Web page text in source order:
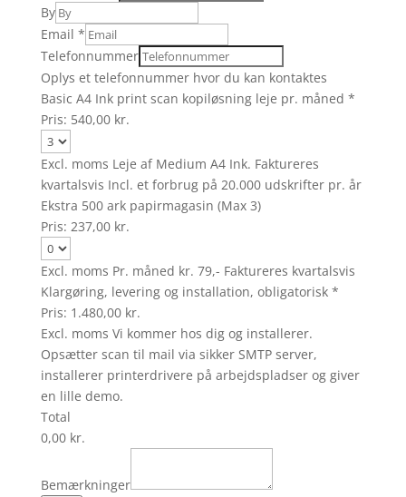
By
Email *
Nummer
Ekstra
Organisationens
Telefonnummer
Oplys et telefonnummer hvor du kan kontaktes
Basic A4 Ink print scan kopiløsning leje pr. måned *
Pris: 540,00 kr.
Excl. moms Leje af Medium A4 Ink. Faktureres
kvartalsvis Incl. et forbrug på 20.000 udskrifter pr. år
Ekstra 500 ark papirmagasin (Max 3)
Pris: 237,00 kr.
Excl. moms Pr. måned kr. 79,- Faktureres kvartalsvis
Klargøring, levering og installation, obligatorisk *
Pris: 1.480,00 kr.
Excl. moms Vi kommer hos dig og installerer.
Opsætter scan til mail via sikker SMTP server,
installerer printerdrivere på arbejdspladser og giver
en lille demo.
Total
0,00 kr.
Bemærkninger